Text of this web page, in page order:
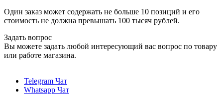
Один заказ может содержать не больше 10 позиций и его
стоимость не должна превышать 100 тысяч рублей.
Задать вопрос
Вы можете задать любой интересующий вас вопрос по товару
или работе магазина.
Telegram Чат
Whatsapp Чат